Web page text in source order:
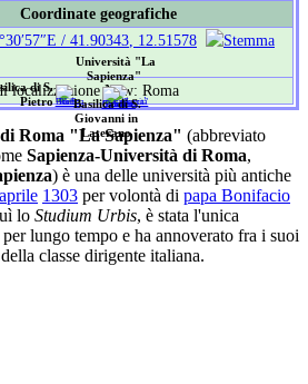
Coordinate geografiche
/ 41.90343 12.51578
Università "La
Sapienza"
di S.
Pietro
Basilica di S.
Giovanni in
Laterano
Roma "La Sapienza" (abbreviato
Sapienza-Università di Roma,
) è una delle università più antiche
1303 per volontà di papa Bonifacio
lo Studium Urbis, è stata l'unica
per lungo tempo e ha annoverato fra i suoi
classe dirigente italiana.